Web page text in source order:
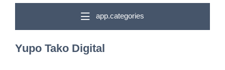
app.categories
Yupo Tako Digital